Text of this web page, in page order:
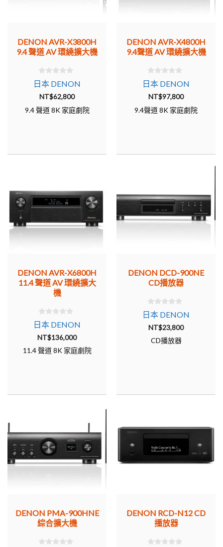
DENON AVR-X3800H
9.4 聲道 AV 環繞擴大機
0
o
u
t
o
f
日本 DENON
NT$62,800
9.4 聲道 8K 家庭劇院
DENON AVR-X4800H
9.4聲道 AV 環繞擴大機
0
o
u
t
o
f
日本 DENON
NT$97,800
9.4聲道 8K 家庭劇院
DENON AVR-X6800H
11.4 聲道 AV 環繞擴大
機
0
o
u
t
o
f
日本 DENON
NT$136,000
11.4 聲道 8K 家庭劇院
DENON DCD-900NE
CD播放器
0
o
u
t
日本 DENON
NT$23,800
CD播放器
DENON PMA-900HNE
綜合擴大機
DENON RCD-N12 CD
播放器